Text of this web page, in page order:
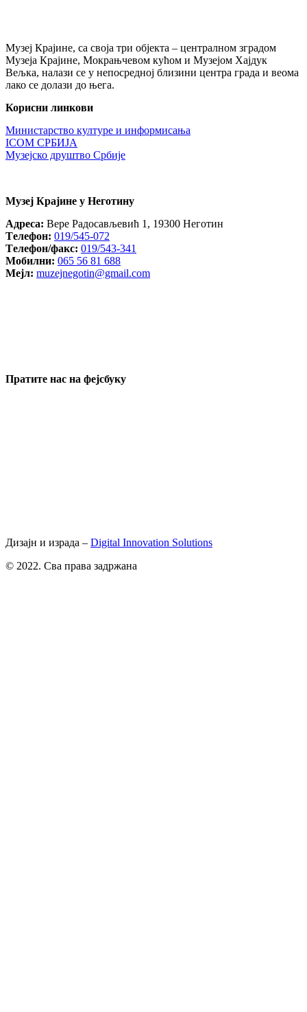
Музеј Крајине, са своја три објекта – централном зградом
Музеја Крајине, Мокрањчевом кућом и Музејом Хајдук
Вељка, налази се у непосредној близини центра града и веома
лако се долази до њега.
Корисни линкови
Министарство културе и информисања
ICOM СРБИЈА
Музејско друштво Србије
Музеј Крајине у Неготину
Aдреса: Вере Радосављевић 1, 19300 Неготин
Tелефон: 019/545-072
Tелефон/факс: 019/543-341
Mобилни: 065 56 81 688
Mејл: muzejnegotin@gmail.com
Пратите нас на фејсбуку
Дизајн и израда – Digital Innovation Solutions
© 2022. Сва права задржана